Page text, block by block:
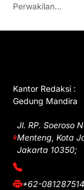
Perwakilan…
Kantor Redaksi :
Gedung Mandira
Jl. RP. Soeroso
Menteng, Kota
Jakarta 10350;
(021) 3908026
+62-